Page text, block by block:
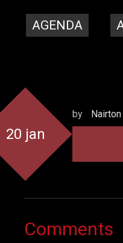
AGENDA
20 jan
by
Comments